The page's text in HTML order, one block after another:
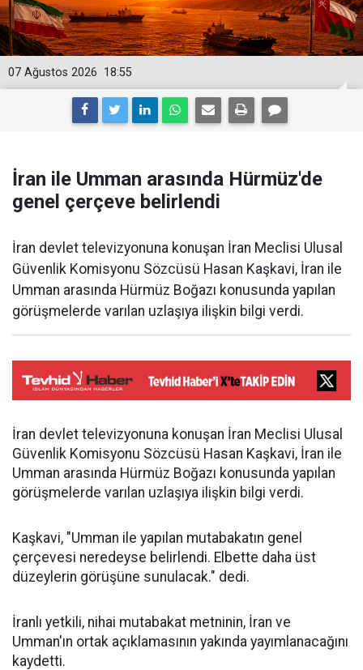
18:55
07 Ağustos 2026
İran ile Umman arasında Hürmüz'de
genel çerçeve belirlendi
İran devlet televizyonuna konuşan İran Meclisi Ulusal
Güvenlik Komisyonu Sözcüsü Hasan Kaşkavi, İran ile
Umman arasında Hürmüz Boğazı konusunda yapılan
görüşmelerde varılan uzlaşıya ilişkin bilgi verdi.
İran devlet televizyonuna konuşan İran Meclisi Ulusal
Güvenlik Komisyonu Sözcüsü Hasan Kaşkavi, İran ile
Umman arasında Hürmüz Boğazı konusunda yapılan
görüşmelerde varılan uzlaşıya ilişkin bilgi verdi.
Kaşkavi, "Umman ile yapılan mutabakatın genel
çerçevesi neredeyse belirlendi. Elbette daha üst
düzeylerin görüşüne sunulacak." dedi.
İranlı yetkili, nihai mutabakat metninin, İran ve
Umman'ın ortak açıklamasının yakında yayımlanacağını
kaydetti.